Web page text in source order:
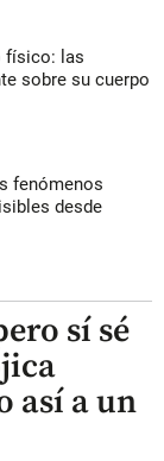
físico: las
sobre su cuerpo
fenómenos
desde
sí sé
así a un